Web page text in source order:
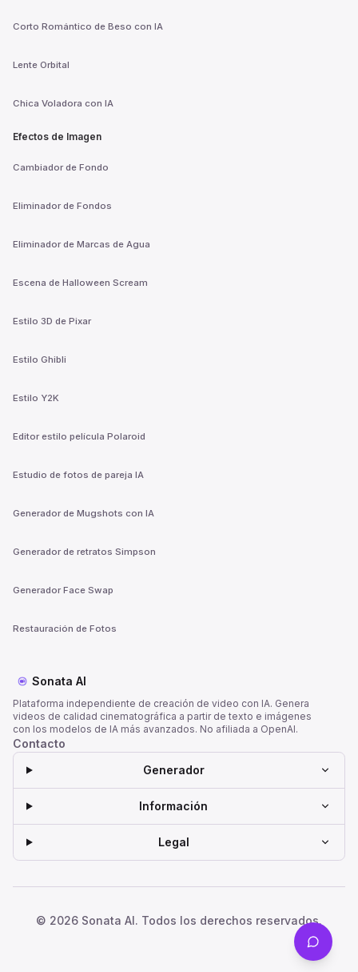
Corto Romántico de Beso con IA
Lente Orbital
Chica Voladora con IA
Efectos de Imagen
Cambiador de Fondo
Eliminador de Fondos
Eliminador de Marcas de Agua
Escena de Halloween Scream
Estilo 3D de Pixar
Estilo Ghibli
Estilo Y2K
Editor estilo película Polaroid
Estudio de fotos de pareja IA
Generador de Mugshots con IA
Generador de retratos Simpson
Generador Face Swap
Restauración de Fotos
Sonata AI
Plataforma independiente de creación de video con IA. Genera
videos de calidad cinematográfica a partir de texto e imágenes
con los modelos de IA más avanzados. No afiliada a OpenAI.
Contacto
Generador
Información
Legal
© 2026 Sonata AI. Todos los derechos reservados.